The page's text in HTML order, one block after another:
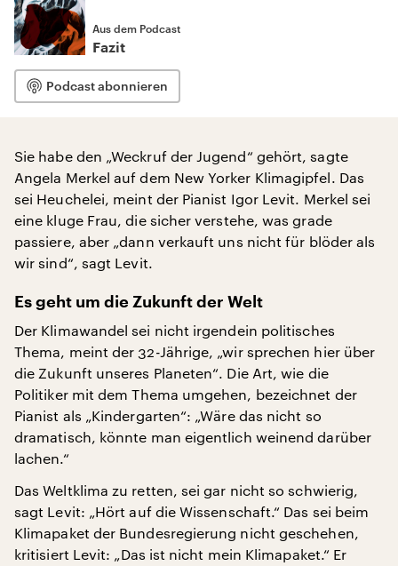
Aus dem Podcast
Fazit
Podcast abonnieren
Sie habe den „Weckruf der Jugend“ gehört, sagte
Angela Merkel auf dem New Yorker Klimagipfel. Das
sei Heuchelei, meint der Pianist Igor Levit. Merkel sei
eine kluge Frau, die sicher verstehe, was grade
passiere, aber „dann verkauft uns nicht für blöder als
wir sind“, sagt Levit.
Es geht um die Zukunft der Welt
Der Klimawandel sei nicht irgendein politisches
Thema, meint der 32-Jährige, „wir sprechen hier über
die Zukunft unseres Planeten“. Die Art, wie die
Politiker mit dem Thema umgehen, bezeichnet der
Pianist als „Kindergarten“: „Wäre das nicht so
dramatisch, könnte man eigentlich weinend darüber
lachen.“
Das Weltklima zu retten, sei gar nicht so schwierig,
sagt Levit: „Hört auf die Wissenschaft.“ Das sei beim
Klimapaket der Bundesregierung nicht geschehen,
kritisiert Levit: „Das ist nicht mein Klimapaket.“ Er